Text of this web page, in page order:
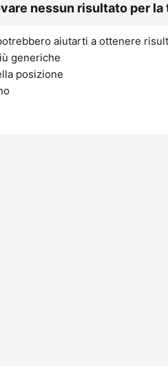
nessun risultato per la
aiutarti a ottenere
generiche
posizione